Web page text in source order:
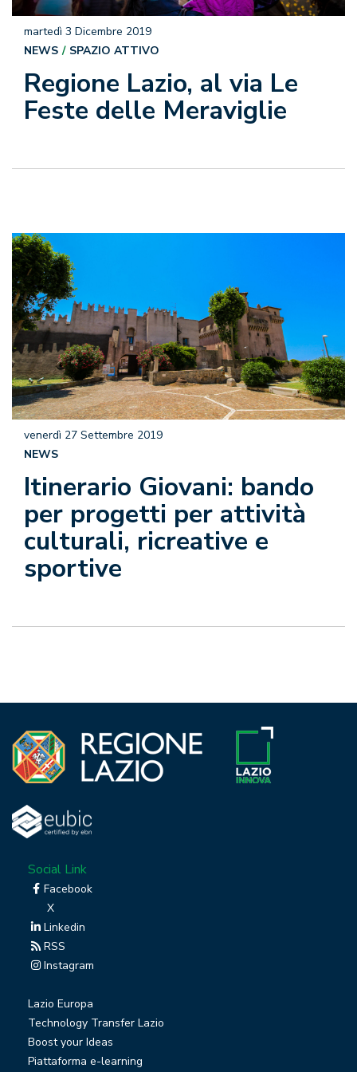
Regione Lazio, al via Le
Feste delle Meraviglie
martedì 3 Dicembre 2019
NEWS
SPAZIO ATTIVO
Itinerario Giovani: bando
per progetti per attività
culturali, ricreative e
sportive
venerdì 27 Settembre 2019
NEWS
Social Link
Facebook
X
Linkedin
RSS
Instagram
Lazio Europa
Technology Transfer Lazio
Boost your Ideas
Piattaforma e-learning